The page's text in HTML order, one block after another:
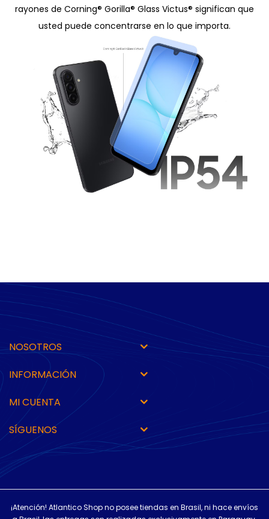
rayones de Corning® Gorilla® Glass Victus® significan que
usted puede concentrarse en lo que importa.
NOSOTROS
INFORMACIÓN
MI CUENTA
SÍGUENOS
¡Atención! Atlantico Shop no posee tiendas en Brasil, ni hace envíos